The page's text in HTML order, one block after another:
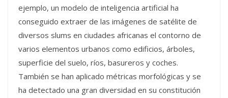
ejemplo, un modelo de inteligencia artificial ha
conseguido extraer de las imágenes de satélite de
diversos slums en ciudades africanas el contorno de
varios elementos urbanos como edificios, árboles,
superficie del suelo, ríos, basureros y coches.
También se han aplicado métricas morfológicas y se
ha detectado una gran diversidad en su constitución